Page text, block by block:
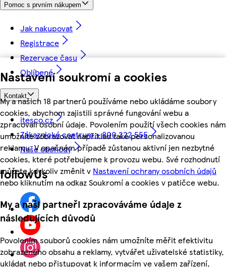
Nastavení soukromí a cookies
My a našich 18 partnerů používáme nebo ukládáme soubory
cookies, abychom zajistili správné fungování webu a
zpracovali osobní údaje. Povolením použití všech cookies nám
umožníte zobrazovat například také personalizovanou
reklamu. V opačném případě zůstanou aktivní jen nezbytné
cookies, které potřebujeme k provozu webu. Své rozhodnutí
můžete kdykoliv změnit v Nastavení ochrany osobních údajů
nebo kliknutím na odkaz Soukromí a cookies v patičce webu.
My a naši partneři zpracováváme údaje z
následujících důvodů
Povolením souborů cookies nám umožníte měřit efektivitu
zobrazeného obsahu a reklamy, vytvářet uživatelské statistiky,
ukládat nebo přistupovat k informacím ve vašem zařízení,
Pomoc s prvním nákupem
Jak nakupovat
Registrace
Rezervace času
Oblíbené
Kontakt
itesco.cz
Zákaznické centrum - 800 222 555
Naše obchody
followUs